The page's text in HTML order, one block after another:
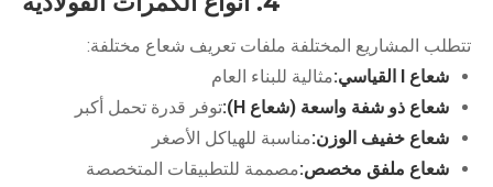
تتطلب المشاريع المختلفة ملفات تعريف شعاع مختلفة:
شعاع I القياسي:
مثالية للبناء العام
شعاع ذو شفة واسعة (شعاع H):
توفر قدرة تحمل أكبر
شعاع خفيف الوزن:مناسبة للهياكل الأصغر
شعاع ملفق مخصص:مصممة للتطبيقات المتخصصة